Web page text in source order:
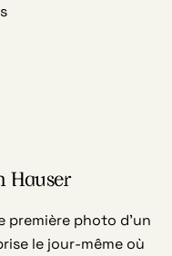
Hauser
première photo d’un
le jour-même où